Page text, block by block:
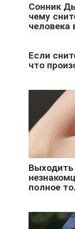
Сонник
чему
человека
Если
что
Выходить
полное